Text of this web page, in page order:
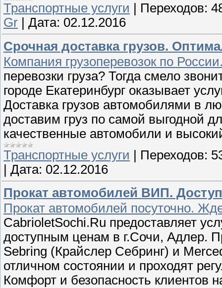
Транспортные услуги
Переходов:
Gr
Дата: 02.12.2016
Срочная доставка грузов.
Компания грузоперевозок по
перевозки груза? Тогда смело
городе Екатеринбург оказывает
Доставка грузов автомобилями в
доставим груз по самой выгодной
качественные автомобили и
Транспортные услуги | Переходов:
| Дата: 02.12.2016
Прокат автомобилей ВИП.
Прокат автомобилей посуточно.
CabrioletSochi.Ru предоставляет
доступным ценам в г.Сочи, Адлер.
Sebring (Крайслер Себринг) и
отличном состоянии и проходят
Комфорт и безопасность клиентов